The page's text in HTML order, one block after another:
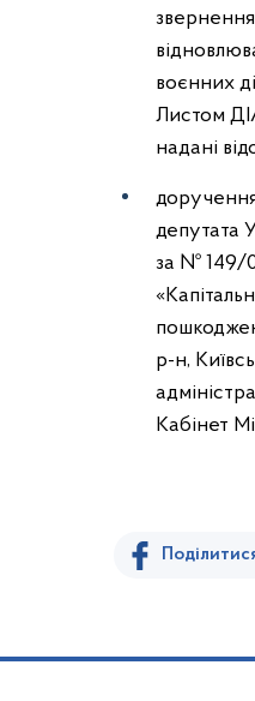
воєнних
Листом
надані
депутата
за № 149/
р-н,
Кабінет